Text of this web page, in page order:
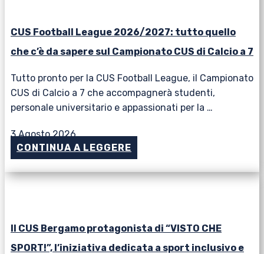
CUS Football League 2026/2027: tutto quello
che c’è da sapere sul Campionato CUS di Calcio a 7
Tutto pronto per la CUS Football League, il Campionato
CUS di Calcio a 7 che accompagnerà studenti,
personale universitario e appassionati per la …
3 Agosto 2026
CONTINUA A LEGGERE
Il CUS Bergamo protagonista di “VISTO CHE
SPORT!”, l’iniziativa dedicata a sport inclusivo e